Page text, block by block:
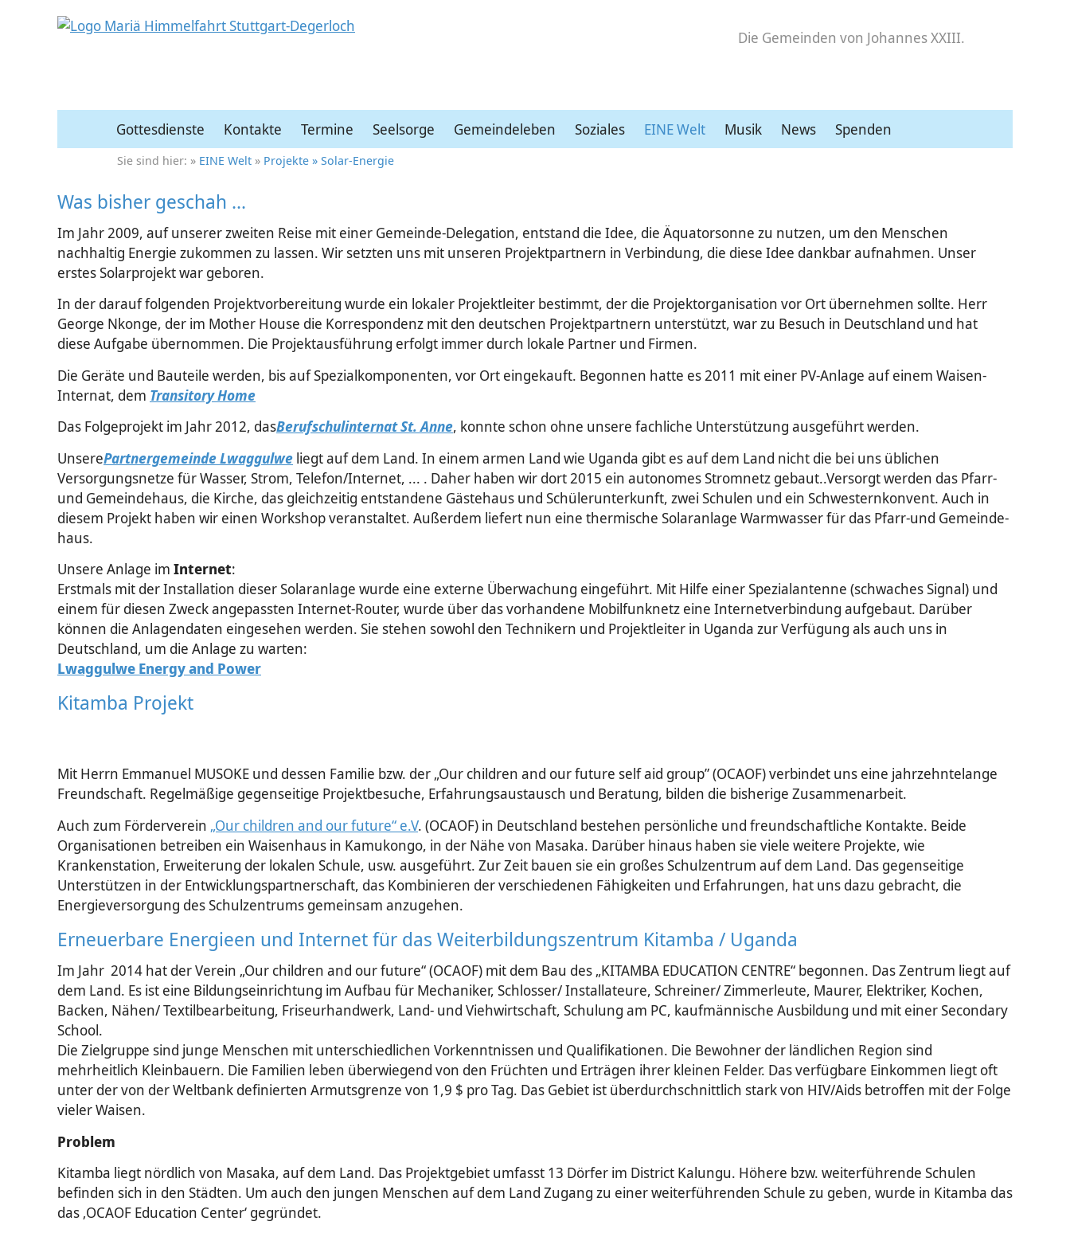
Die Gemeinden von Johannes XXIII.
Gottesdienste Kontakte Termine Seelsorge Gemeindeleben Soziales EINE Welt Musik News Spenden
EINE Welt Projekte Solar-Energie
Was bisher geschah ...
Im Jahr 2009, auf unserer zweiten Reise mit einer Gemeinde-Delegation, entstand die Idee, die Äquatorsonne zu nutzen, um den Menschen
nachhaltig Energie zukommen zu lassen. Wir setzten uns mit unseren Projektpartnern in Verbindung, die diese Idee dankbar aufnahmen. Unser
erstes Solarprojekt war geboren.
In der darauf folgenden Projektvorbereitung wurde ein lokaler Projektleiter bestimmt, der die Projektorganisation vor Ort übernehmen sollte. Herr
George Nkonge, der im Mother House die Korrespondenz mit den deutschen Projektpartnern unterstützt, war zu Besuch in Deutschland und hat
diese Aufgabe übernommen. Die Projektausführung erfolgt immer durch lokale Partner und Firmen.
Die Geräte und Bauteile werden, bis auf Spezialkompo­nenten, vor Ort eingekauft. Begonnen hatte es 2011 mit einer PV-Anlage auf einem Waisen-
Internat, dem Transitory Home
Das Folgeprojekt im Jahr 2012, dasBerufschulinternat St. Anne, konnte schon ohne unsere fachliche Unter­stützung ausgeführt werden.
UnserePartnergemeinde Lwaggulwe liegt auf dem Land. In einem armen Land wie Uganda gibt es auf dem Land nicht die bei uns üblichen
Versorgungsnetze für Wasser, Strom, Telefon/Internet, ... . Daher haben wir dort 2015 ein autonomes Strom­netz gebaut..Versorgt werden das Pfarr-
und Gemeindehaus, die Kirche, das gleichzeitig entstandene Gästehaus und Schülerunterkunft, zwei Schulen und ein Schwestern­konvent. Auch in
diesem Projekt haben wir einen Workshop veranstaltet. Außerdem liefert nun eine thermische Solaranlage Warm­wasser für das Pfarr-und Gemeinde­
haus.
Unsere Anlage im Internet:
Erstmals mit der Installation dieser Solaranlage wurde eine externe Überwachung eingeführt. Mit Hilfe einer Spezialantenne (schwaches Signal) und
einem für diesen Zweck angepassten Internet-Router, wurde über das vorhandene Mobilfunknetz eine Internetverbindung aufgebaut. Darüber
können die Anlagendaten eingesehen werden. Sie stehen sowohl den Technikern und Projektleiter in Uganda zur Verfügung als auch uns in
Deutschland, um die Anlage zu warten:
Lwaggulwe Energy and Power
Kitamba Projekt
Mit Herrn Emmanuel MUSOKE und dessen Familie bzw. der „Our children and our future self aid group” (OCAOF) verbindet uns eine jahrzehntelange
Freundschaft. Regelmäßige gegenseitige Projektbesuche, Erfahrungsaustausch und Beratung, bilden die bisherige Zusammenarbeit.
Auch zum Förderverein „Our children and our future“ e.V. (OCAOF) in Deutschland bestehen persönliche und freundschaftliche Kontakte. Beide
Organisationen betreiben ein Waisenhaus in Kamukongo, in der Nähe von Masaka. Darüber hinaus haben sie viele weitere Projekte, wie
Krankenstation, Erweiterung der lokalen Schule, usw. ausgeführt. Zur Zeit bauen sie ein großes Schulzentrum auf dem Land. Das gegenseitige
Unterstützen in der Entwicklungspartnerschaft, das Kombinieren der verschiedenen Fähigkeiten und Erfahrungen, hat uns dazu gebracht, die
Energieversorgung des Schulzentrums gemeinsam anzugehen.
Erneuerbare Energieen und Internet für das Weiterbildungszentrum Kitamba / Uganda
Im Jahr 2014 hat der Verein „Our children and our future“ (OCAOF) mit dem Bau des „KITAMBA EDUCATION CENTRE“ begonnen. Das Zentrum liegt auf
dem Land. Es ist eine Bildungseinrichtung im Auf­bau für Mechaniker, Schlosser/ Installateure, Schreiner/ Zim­mer­­­leute, Maurer, Elektriker, Kochen,
Backen, Nähen/ Textilbearbeitung, Friseurhandwerk, Land- und Viehwirtschaft, Schulung am PC, kauf­män­nische Ausbildung und mit einer Secondary
School.
Die Zielgruppe sind junge Menschen mit unterschiedlichen Vorkenntnissen und Qualifikationen. Die Bewohner der ländlichen Region sind
mehrheitlich Kleinbauern. Die Familien leben überwie­gend von den Früchten und Erträgen ihrer kleinen Felder. Das verfügbare Einkommen liegt oft
unter der von der Weltbank definierten Armutsgrenze von 1,9 $ pro Tag. Das Gebiet ist überdurch­schnittlich stark von HIV/Aids betroffen mit der Folge
vieler Waisen.
Problem
Kitamba liegt nördlich von Masaka, auf dem Land. Das Projektgebiet umfasst 13 Dörfer im District Kalungu. Höhere bzw. weiterführende Schulen
befinden sich in den Städten. Um auch den jungen Menschen auf dem Land Zugang zu einer weiterführenden Schule zu geben, wurde in Kitamba das
das ‚OCAOF Education Center‘ gegründet.